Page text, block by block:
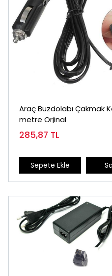
Araç Buzdolabı Çakmak
metre Orjinal
285,87 TL
Sepete Ekle